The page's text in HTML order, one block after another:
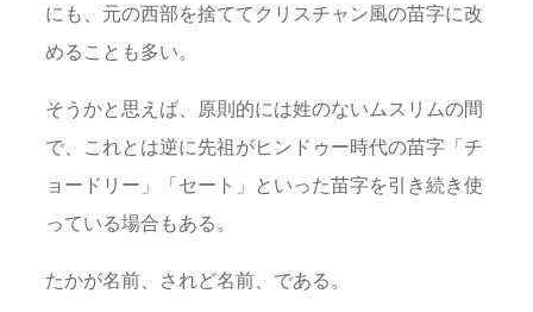
にも、元の西部を捨ててクリスチャン風の苗字に改
めることも多い。
そうかと思えば、原則的には姓のないムスリムの間
で、これとは逆に先祖がヒンドゥー時代の苗字「チ
ョードリー」「セート」といった苗字を引き続き使
っている場合もある。
たかが名前、されど名前、である。